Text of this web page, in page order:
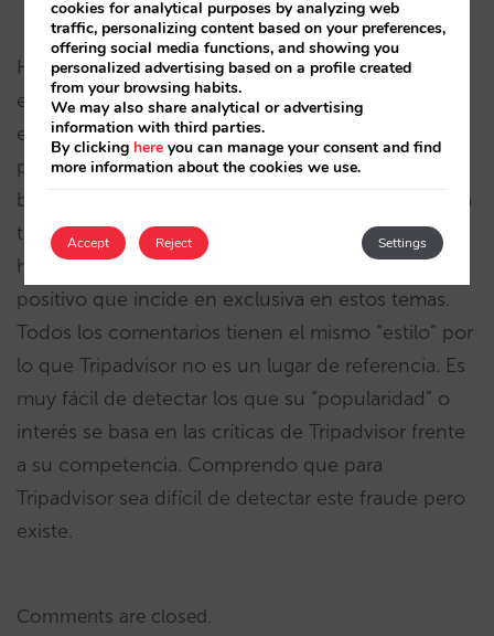
Hay hoteleros que fundamentan su “popularidad”
en Tripadvisor. El ganador de uno de los premios,
el Bed4U de Tudela, tiene un montón de críticas
positivas que están hechas por el propio hotel en
boca de “presuntos” clientes. No hay sino seguir la
trayectoria de los mensajes. A uno negativo que
habla del personal, o del restaurante, hay uno
positivo que incide en exclusiva en estos temas.
Todos los comentarios tienen el mismo “estilo” por
lo que Tripadvisor no es un lugar de referencia. Es
muy fácil de detectar los que su “popularidad” o
interés se basa en las críticas de Tripadvisor frente
a su competencia. Comprendo que para
Tripadvisor sea difícil de detectar este fraude pero
existe.
Comments are closed.
cookies for analytical purposes by analyzing web
traffic, personalizing content based on your preferences,
offering social media functions, and showing you
personalized advertising based on a profile created
from your browsing habits.
We may also share analytical or advertising
information with third parties.
By clicking here you can manage your consent and find
more information about the cookies we use.
Accept Settings
Reject